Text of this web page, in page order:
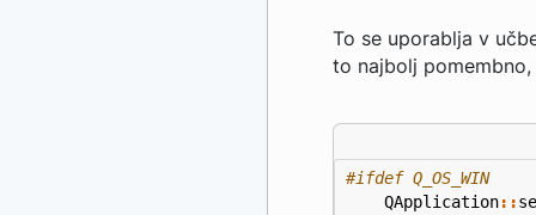
To se uporablja v
to najbolj
QApplication::